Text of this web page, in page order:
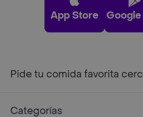
App Store Google
Pide tu comida favorita
Categorías